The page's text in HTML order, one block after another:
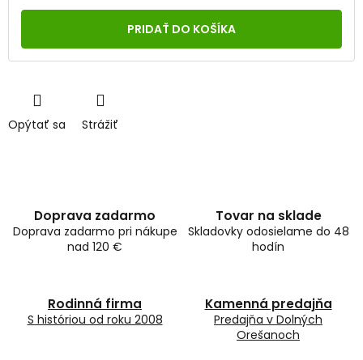
Jednotková
PRIDAŤ DO KOŠÍKA
Opýtať sa Strážiť
Doprava zadarmo
Doprava zadarmo pri nákupe
nad 120 €
Tovar na sklade
Skladovky odosielame do 48
hodín
Rodinná firma
S históriou od roku 2008
Kamenná predajňa
Predajňa v Dolných
Orešanoch